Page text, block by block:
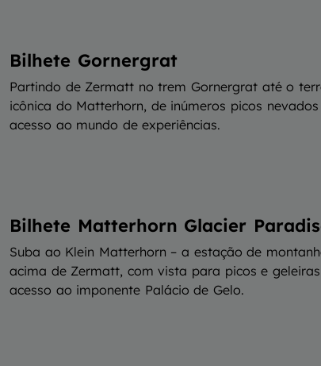
Bilhete Gornergrat
Partindo de Zermatt no trem Gornergrat até o
icônica do Matterhorn, de inúmeros picos
acesso ao mundo de experiências.
Bilhete Matterhorn Glacier
Suba ao Klein Matterhorn – a estação de
acima de Zermatt, com vista para picos e
acesso ao imponente Palácio de Gelo.